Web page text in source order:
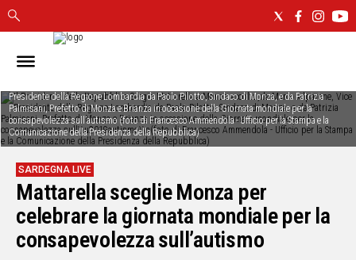
IN
CAGLIARI
SASSARI
ORISTANO
SULCIS
GALLURA
OGLIASTRA
SARDEGNA LIVE
Mattarella sceglie Monza per
celebrare la giornata mondiale per la
consapevolezza sull’autismo
Presidente della Regione Lombardia da Paolo Pilotto, Sindaco di Monza, e da Patrizia
Palmisani, Prefetto di Monza e Brianza in occasione della Giornata mondiale per la
consapevolezza sull’autismo (foto di Francesco Ammendola - Ufficio per la Stampa e la
Comunicazione della Presidenza della Repubblica)